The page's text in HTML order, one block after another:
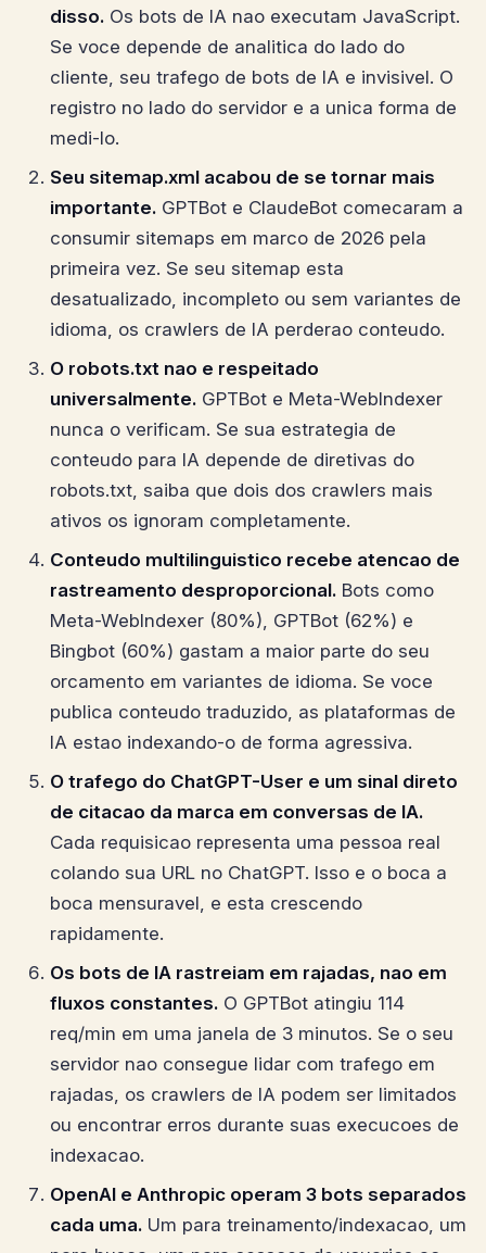
disso. Os bots de IA nao executam JavaScript.
Se voce depende de analitica do lado do
cliente, seu trafego de bots de IA e invisivel. O
registro no lado do servidor e a unica forma de
medi-lo.
Seu sitemap.xml acabou de se tornar mais
importante. GPTBot e ClaudeBot comecaram a
consumir sitemaps em marco de 2026 pela
primeira vez. Se seu sitemap esta
desatualizado, incompleto ou sem variantes de
idioma, os crawlers de IA perderao conteudo.
O robots.txt nao e respeitado
universalmente. GPTBot e Meta-WebIndexer
nunca o verificam. Se sua estrategia de
conteudo para IA depende de diretivas do
robots.txt, saiba que dois dos crawlers mais
ativos os ignoram completamente.
Conteudo multilinguistico recebe atencao de
rastreamento desproporcional. Bots como
Meta-WebIndexer (80%), GPTBot (62%) e
Bingbot (60%) gastam a maior parte do seu
orcamento em variantes de idioma. Se voce
publica conteudo traduzido, as plataformas de
IA estao indexando-o de forma agressiva.
O trafego do ChatGPT-User e um sinal direto
de citacao da marca em conversas de IA.
Cada requisicao representa uma pessoa real
colando sua URL no ChatGPT. Isso e o boca a
boca mensuravel, e esta crescendo
rapidamente.
Os bots de IA rastreiam em rajadas, nao em
fluxos constantes. O GPTBot atingiu 114
req/min em uma janela de 3 minutos. Se o seu
servidor nao consegue lidar com trafego em
rajadas, os crawlers de IA podem ser limitados
ou encontrar erros durante suas execucoes de
indexacao.
OpenAI e Anthropic operam 3 bots separados
cada uma. Um para treinamento/indexacao, um